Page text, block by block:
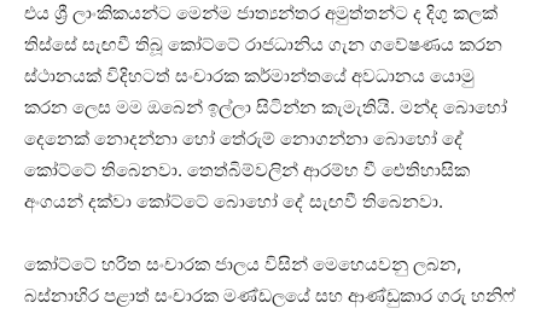
එය ශ්‍රී ලාංකිකයන්ට මෙන්ම ජාත්‍යන්තර අමුත්තන්ට ද දිගු කලක්
තිස්සේ සැඟවී තිබූ කෝට්ටේ රාජධානිය ගැන ගවේෂණය කරන
ස්ථානයක් විදිහටත් සංචාරක කර්මාන්තයේ අවධානය යොමු
කරන ලෙස මම ඔබෙන් ඉල්ලා සිටින්න කැමැතියි. මන්ද බොහෝ
දෙනෙක් නොදන්නා හෝ තේරුම් නොගන්නා බොහෝ දේ
කෝට්ටේ තිබෙනවා. තෙත්බිම්වලින් ආරම්භ වී ඓතිහාසික
අංගයන් දක්වා කෝට්ටේ බොහෝ දේ සැඟවී තිබෙනවා.
කෝට්ටේ හරිත සංචාරක ජාලය විසින් මෙහෙයවනු ලබන,
බස්නාහිර පළාත් සංචාරක මණ්ඩලයේ සහ ආණ්ඩුකාර ගරු හනිෆ්